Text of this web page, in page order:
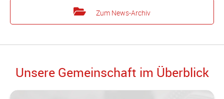
Zum News-Archiv
Unsere Gemeinschaft im Überblick